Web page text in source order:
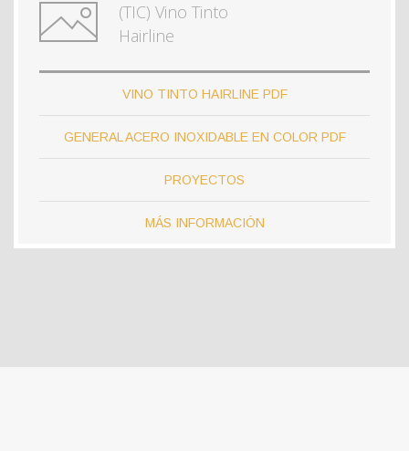
(TIC) Vino Tinto
Hairline
VINO TINTO HAIRLINE PDF
GENERAL ACERO INOXIDABLE EN COLOR PDF
PROYECTOS
MÁS INFORMACIÓN